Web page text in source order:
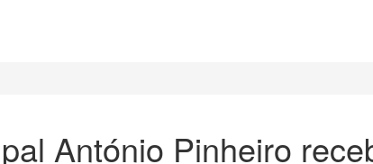
António Pinheiro